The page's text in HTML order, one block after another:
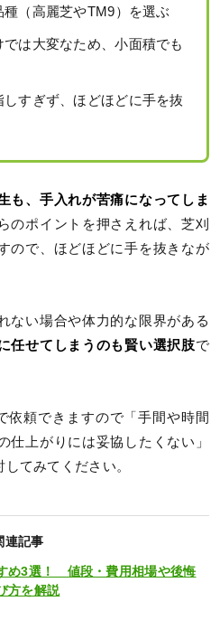
（高麗芝やTM9）を選ぶ
は大変なため、小面積でも
すぎず、ほどほどに手を抜
も、手入れが苦痛になってしま
のポイントを押さえれば、芝刈
ので、ほどほどに手を抜きなが
ない場合や体力的な限界がある
任せてしまうのも賢い選択肢で
依頼できますので「手間や時間
仕上がりには妥協したくない」
てみてください。
連記事
め3選！ 値段・費用相場や後悔
方を解説